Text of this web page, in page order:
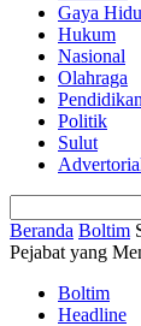
Gaya
Hukum
Nasional
Olahraga
Pendidikan
Politik
Sulut
Beranda Boltim
Pejabat yang
Boltim
Headline